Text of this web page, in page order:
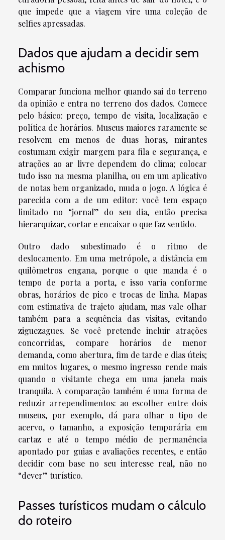
que impede que a viagem vire uma coleção de
selfies apressadas.
Dados que ajudam a decidir sem
achismo
Comparar funciona melhor quando sai do terreno
da opinião e entra no terreno dos dados. Comece
pelo básico: preço, tempo de visita, localização e
política de horários. Museus maiores raramente se
resolvem em menos de duas horas, mirantes
costumam exigir margem para fila e segurança, e
atrações ao ar livre dependem do clima; colocar
tudo isso na mesma planilha, ou em um aplicativo
de notas bem organizado, muda o jogo. A lógica é
parecida com a de um editor: você tem espaço
limitado no “jornal” do seu dia, então precisa
hierarquizar, cortar e encaixar o que faz sentido.
Outro dado subestimado é o ritmo de
deslocamento. Em uma metrópole, a distância em
quilômetros engana, porque o que manda é o
tempo de porta a porta, e isso varia conforme
obras, horários de pico e trocas de linha. Mapas
com estimativa de trajeto ajudam, mas vale olhar
também para a sequência das visitas, evitando
ziguezagues. Se você pretende incluir atrações
concorridas, compare horários de menor
demanda, como abertura, fim de tarde e dias úteis;
em muitos lugares, o mesmo ingresso rende mais
quando o visitante chega em uma janela mais
tranquila. A comparação também é uma forma de
reduzir arrependimentos: ao escolher entre dois
museus, por exemplo, dá para olhar o tipo de
acervo, o tamanho, a exposição temporária em
cartaz e até o tempo médio de permanência
apontado por guias e avaliações recentes, e então
decidir com base no seu interesse real, não no
“dever” turístico.
Passes turísticos mudam o cálculo
do roteiro